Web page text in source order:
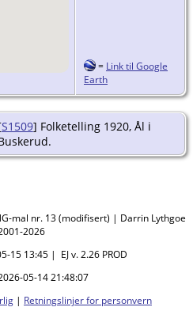
= Link til Google
Earth
S1509] Folketelling 1920, Ål i
mal nr. 13 (modifisert) | Darrin Lythgoe
2026
15 13:45 | EJ v. 2.26 PROD
05-14 21:48:07
| Retningslinjer for personvern